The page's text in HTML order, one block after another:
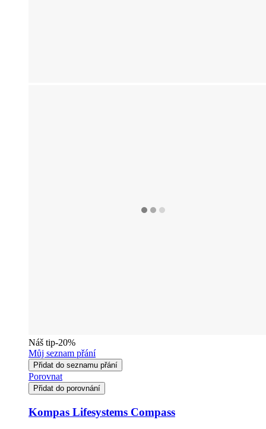
Náš tip-20%
Můj seznam přání
Přidat do seznamu přání
Porovnat
Přidat do porovnání
Kompas Lifesystems Compass